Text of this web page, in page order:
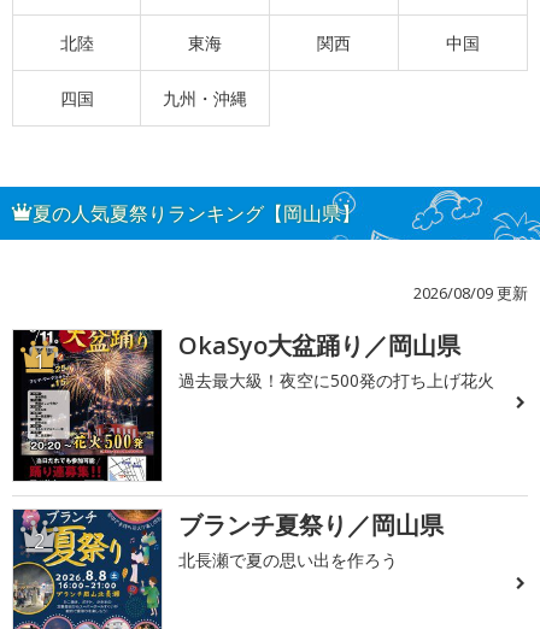
北陸 東海 関西 中国
四国 九州・沖縄
夏の人気夏祭りランキング【岡山県】
2026/08/09 更新
1 OkaSyo大盆踊り／岡山県
過去最大級！夜空に500発の打ち上げ花火
2 ブランチ夏祭り／岡山県
北長瀬で夏の思い出を作ろう